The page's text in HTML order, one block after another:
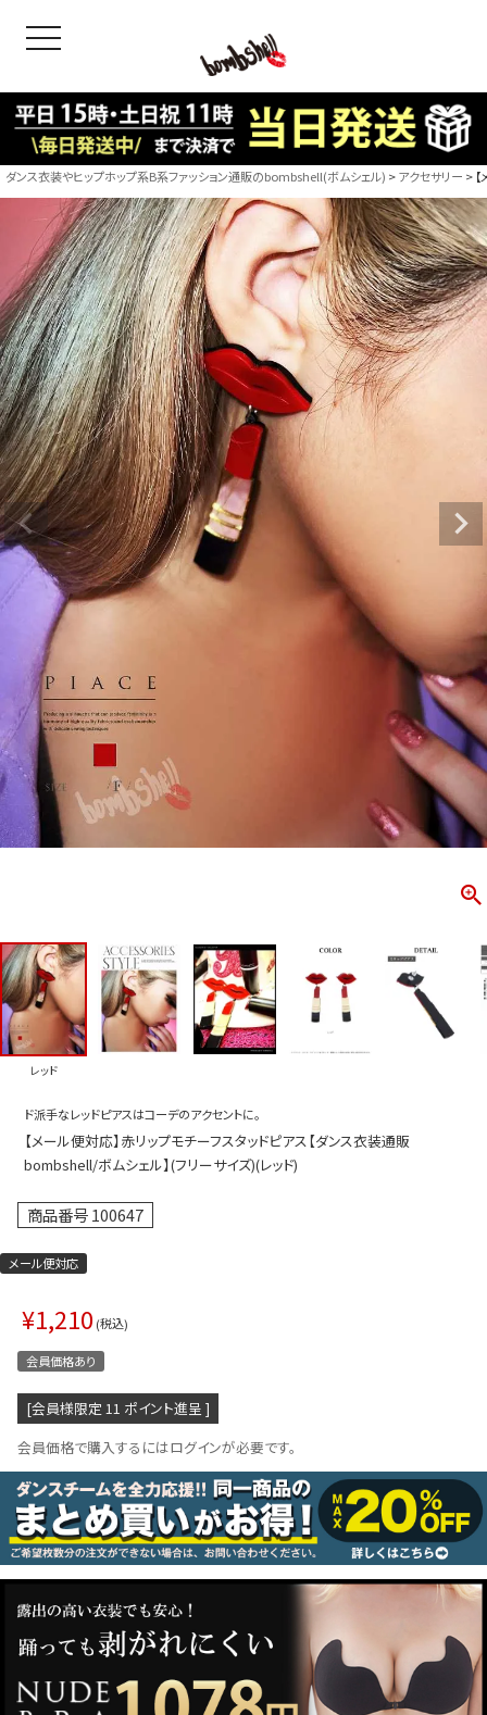
toggle navigation
＝ボムシェル】はダンス衣装専門ブランド。
衣装ならお任せ！オリジナル衣装やダンス衣装のトータル
ィネートのご提案。 ボムシェルならではの最新で斬新な
えをお届け。 撮影で使用してる小物や靴などダンサー必
ーデはイメージしやすく、全てボムシェルでご購入可能。
とは差別化出来るしっかりした衣装のご提案はダンサー
ージ映えを全力で応援してます。
CONTENTS
ス
ス
アップ
ース
インワン／サロペット
ラ・ニップレス
LINE連携でクーポンもらえる!!
B/bomb
【B/
「これど
好き女子
レッスン
PICKUP
新作
トップス
ボトムス
コスプレ
クリスマス
ランジェ
ダンス衣装やヒップホップ系B系ファッション通販のbombshell(ボムシェル) アクセサリー
レッド
ド派手なレッドピアスはコーデのアクセントに。
【メール便対応】赤リップモチーフスタッドピアス【ダンス衣装通販
bombshell/ボムシェル】(フリーサイズ)(レッド)
商品番号100647
メール便対応
¥1,210 税込
会員価格あり
[会員様限定 11 ポイント進呈 ]
会員価格で購入するにはログインが必要です。